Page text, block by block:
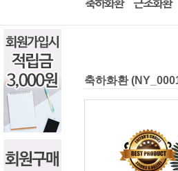
축하화환